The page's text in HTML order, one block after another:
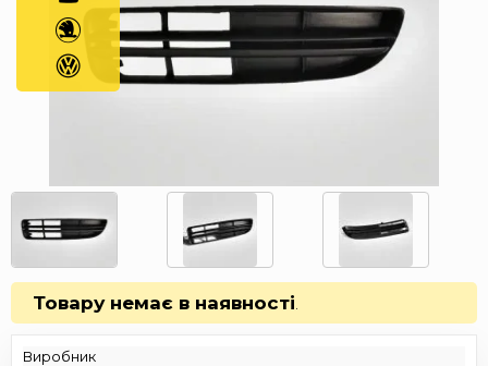
Товару немає в наявності
Виробник